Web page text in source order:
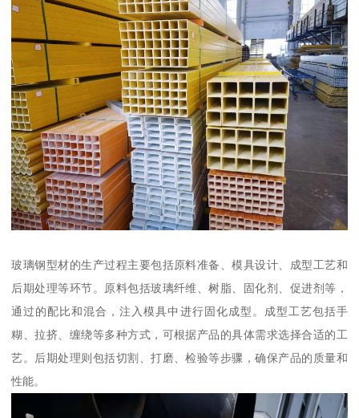
玻璃钢型材的生产过程主要包括原料准备、模具设计、成型工艺和
后期处理等环节。原料包括玻璃纤维、树脂、固化剂、促进剂等，
通过的配比和混合，注入模具中进行固化成型。成型工艺包括手
糊、拉挤、缠绕等多种方式，可根据产品的具体需求选择合适的工
艺。后期处理则包括切割、打磨、检验等步骤，确保产品的质量和
性能。